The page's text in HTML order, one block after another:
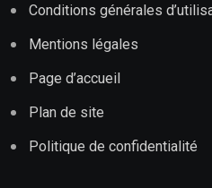
Conditions générales
Mentions légales
Page d’accueil
Plan de site
Politique de confidentialité